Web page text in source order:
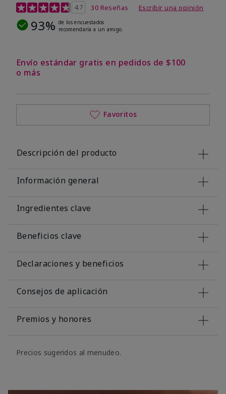
Calificación de clientes de 5 de 5
4.7 30 Reseñas Escribir una opinión
93% de los encuestados
recomendaría a un amigo.
Envío estándar gratis en pedidos de $100
o más
Favoritos
Descripción del producto
Información general
Ingredientes clave
Beneficios clave
Declaraciones y beneficios
Consejos de aplicación
Premios y honores
Precios sugeridos al menudeo.